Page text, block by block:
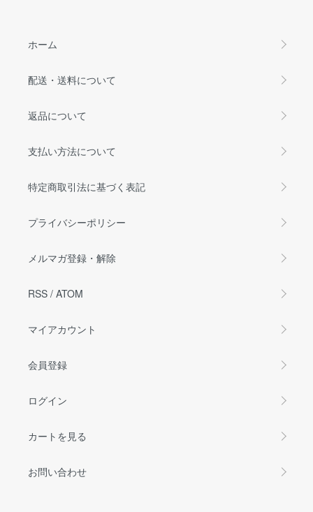
ホーム
配送・送料について
返品について
支払い方法について
特定商取引法に基づく表記
プライバシーポリシー
メルマガ登録・解除
RSS / ATOM
マイアカウント
会員登録
ログイン
カートを見る
お問い合わせ